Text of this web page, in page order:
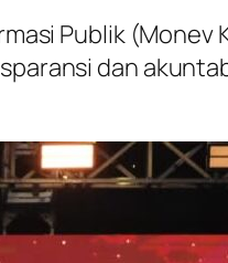
Publik (Monev
dan